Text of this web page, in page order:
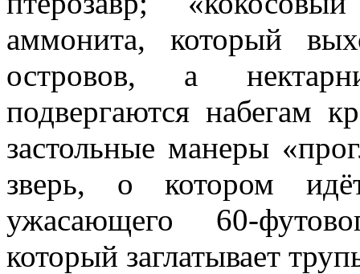
аммонита, который
островов, а
подвергаются набегам
застольные манеры
зверь, о котором
ужасающего 60-
который заглатывает